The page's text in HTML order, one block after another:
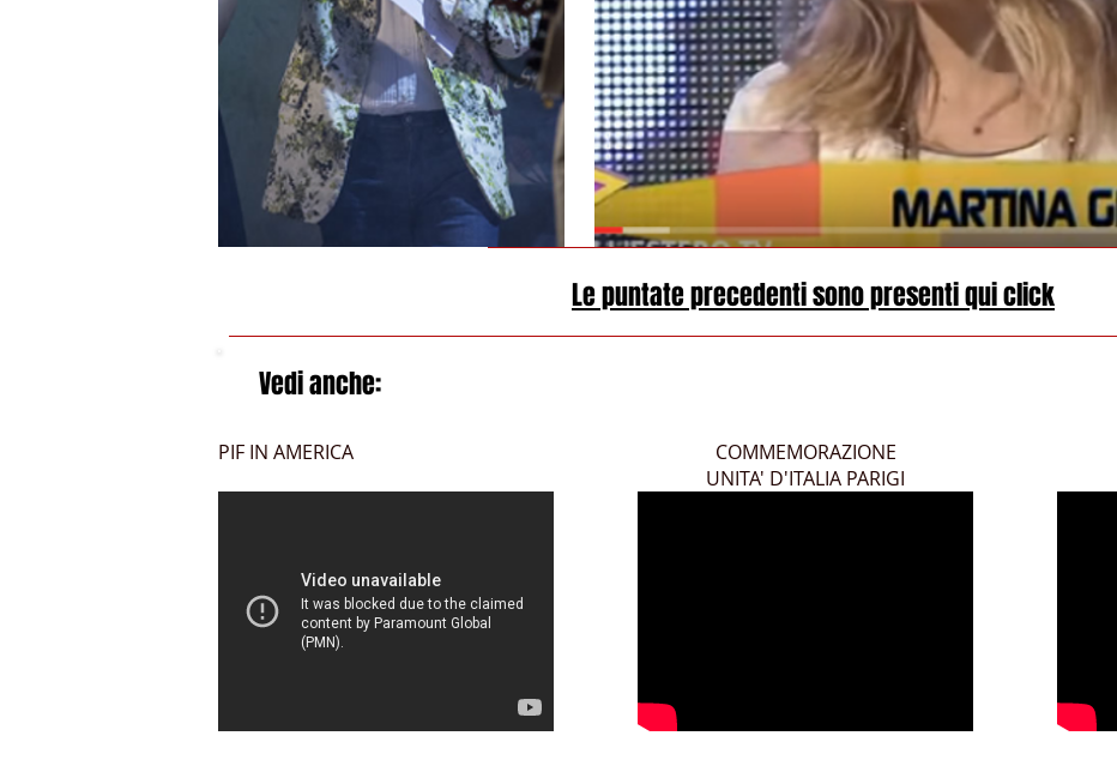
Le puntate precedenti sono presenti qui click
Vedi anche:
PIF IN AMERICA
COMMEMORAZIONE
UNITA' D'ITALIA PARIGI